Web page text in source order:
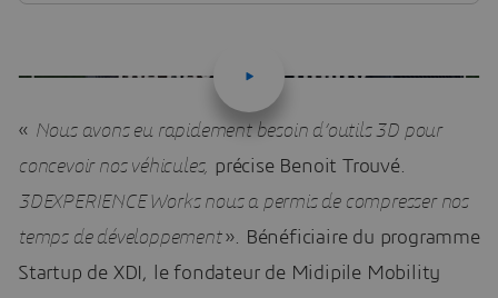
« Nous avons eu rapidement besoin d’outils 3D pour
concevoir nos véhicules, précise Benoit Trouvé.
3DEXPERIENCE Works nous a permis de compresser nos
temps de développement». Bénéficiaire du programme
Startup de XDI, le fondateur de Midipile Mobility